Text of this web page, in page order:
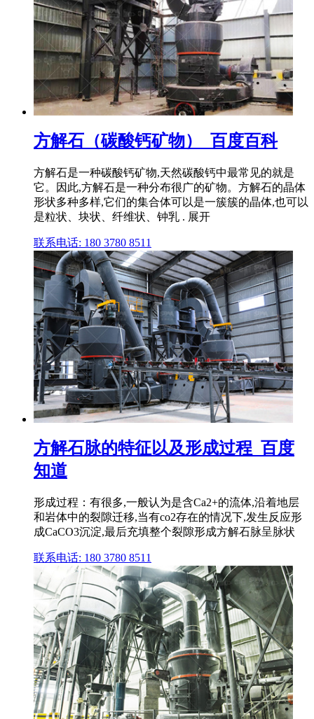
方解石（碳酸钙矿物）_百度百科
方解石是一种碳酸钙矿物,天然碳酸钙中最常见的就是
它。因此,方解石是一种分布很广的矿物。方解石的晶体
形状多种多样,它们的集合体可以是一簇簇的晶体,也可以
是粒状、块状、纤维状、钟乳 . 展开
联系电话: 180 3780 8511
方解石脉的特征以及形成过程_百度
知道
形成过程：有很多,一般认为是含Ca2+的流体,沿着地层
和岩体中的裂隙迁移,当有co2存在的情况下,发生反应形
成CaCO3沉淀,最后充填整个裂隙形成方解石脉呈脉状
联系电话: 180 3780 8511